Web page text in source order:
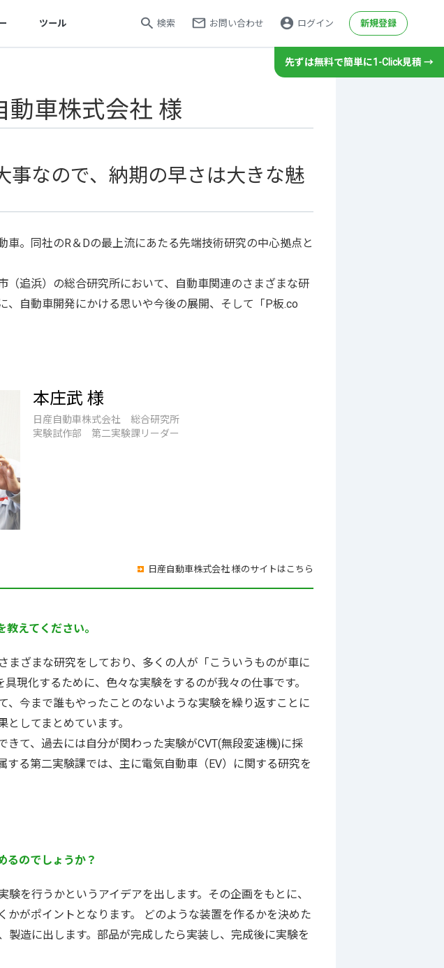
回路設計
開発・量産支援
リピート割引き
ボリュームディスカウント
その他サービス
パネルdeボード（基板設計）
基板回収リサイクルサポート
期
票発行
率
ツール 検索 お問い合わせ ログイン 新規登録
先ずは無料で簡単に1-Click見積 →
車株式会社 様
事なので、納期の早さは大きな魅
車。同社のR＆Dの最上流にあたる先端技術研究の中心拠点と
（追浜）の総合研究所において、自動車関連のさまざまな研
、自動車開発にかける思いや今後の展開、そして「P板.co
本庄武 様
日産自動車株式会社 総合研究所
実験試作部 第二実験課リーダー
日産自動車株式会社 様のサイトはこちら
えてください。
ざまな研究をしており、多くの人が「こういうものが車に
現化するために、色々な実験をするのが我々の仕事です。
、今まで誰もやったことのないような実験を繰り返すことに
してまとめています。
きて、過去には自分が関わった実験がCVT(無段変速機)に採
する第二実験課では、主に電気自動車（EV）に関する研究を
るのでしょうか？
を行うかというアイデアを出します。その企画をもとに、
かがポイントとなります。 どのような装置を作るかを決めた
製造に出します。部品が完成したら実装し、完成後に実験を
October
木 金 土
2
3